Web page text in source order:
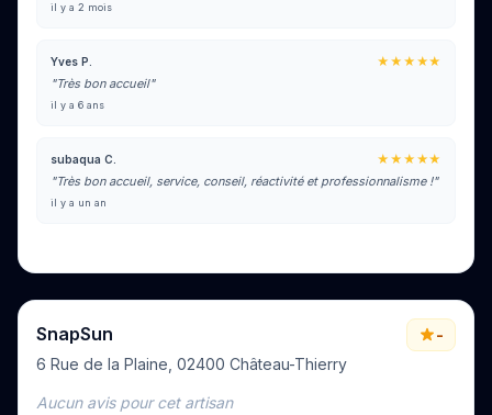
il y a 2 mois
Yves P.
★★★★★
"Très bon accueil"
il y a 6 ans
subaqua C.
★★★★★
"Très bon accueil, service, conseil, réactivité et professionnalisme !"
il y a un an
SnapSun
6 Rue de la Plaine, 02400 Château-Thierry
-
Aucun avis pour cet artisan